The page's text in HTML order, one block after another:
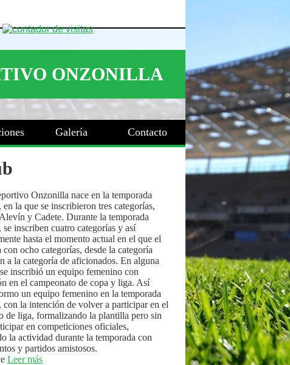
Galería Contacto
Onzonilla nace en la temporada
en la que se inscribieron tres categorías,
y Cadete. Durante la temporada
se inscriben cuatro categorías y así
hasta el momento actual en el que el
con ocho categorías, desde la categoría
a la categoría de aficionados. En alguna
inscribió un equipo femenino con
en el campeonato de copa y liga. Así
un equipo femenino en la temporada
con la intención de volver a participar en el
de liga, formalizando la plantilla pero sin
en competiciones oficiales,
la actividad durante la temporada con
y partidos amistosos.
Leer más